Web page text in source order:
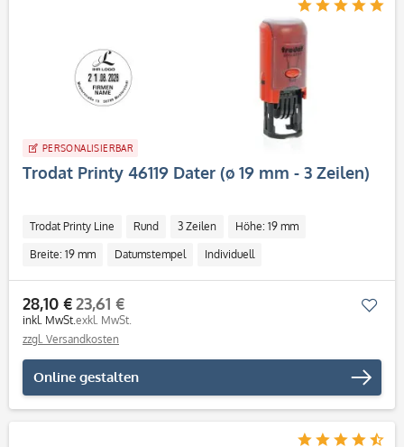
PERSONALISIERBAR
Trodat Printy 46119 Dater (ø 19 mm - 3 Zeilen)
Trodat Printy Line Rund 3 Zeilen Höhe: 19 mm
Breite: 19 mm Datumstempel Individuell
28,10 €
inkl. MwSt.
23,61 €
exkl. MwSt.
zzgl. Versandkosten
Online gestalten